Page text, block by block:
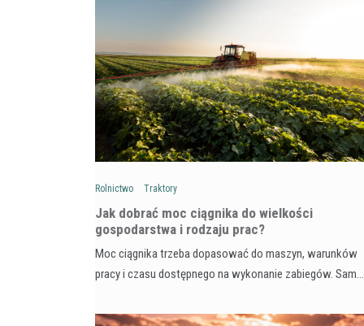
Rolnictwo Traktory
Jak dobrać moc ciągnika do wielkości
gospodarstwa i rodzaju prac?
Moc ciągnika trzeba dopasować do maszyn, warunków
pracy i czasu dostępnego na wykonanie zabiegów. Sam…